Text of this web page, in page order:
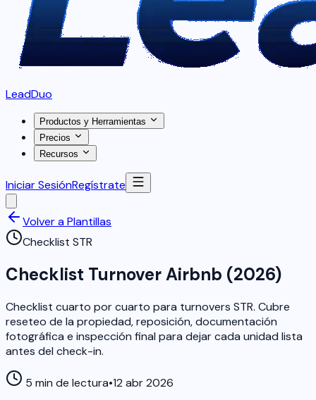
LeadDuo
Productos y Herramientas
Precios
Recursos
Iniciar SesiónRegístrate
Volver a Plantillas
Checklist STR
Checklist Turnover Airbnb (2026)
Checklist cuarto por cuarto para turnovers STR. Cubre
reseteo de la propiedad, reposición, documentación
fotográfica e inspección final para dejar cada unidad lista
antes del check-in.
5 min de lectura•12 abr 2026